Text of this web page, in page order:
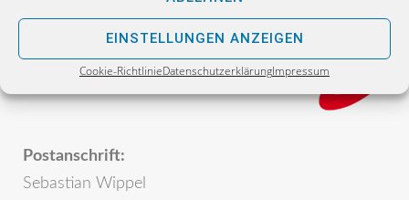
EINSTELLUNGEN ANZEIGEN
Cookie-RichtlinieDatenschutzerklärungImpressum
Postanschrift:
Sebastian Wippel